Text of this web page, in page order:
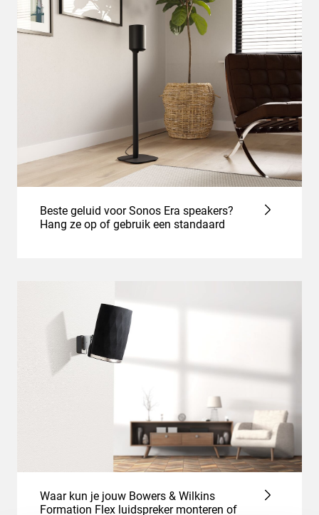
Beste geluid voor Sonos Era speakers?
Hang ze op of gebruik een standaard
Waar kun je jouw Bowers & Wilkins
Formation Flex luidspreker monteren of